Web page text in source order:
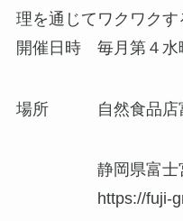
理を通じてワクワク
開催日時 毎月第４
場所 自然食品店富
静岡県富士宮
https://fuji-